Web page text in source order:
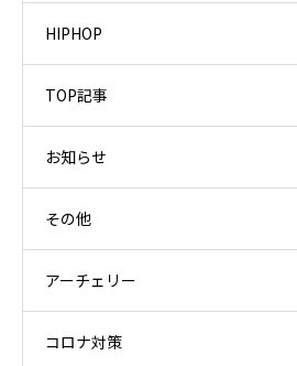
HIPHOP
TOP記事
お知らせ
その他
アーチェリー
コロナ対策